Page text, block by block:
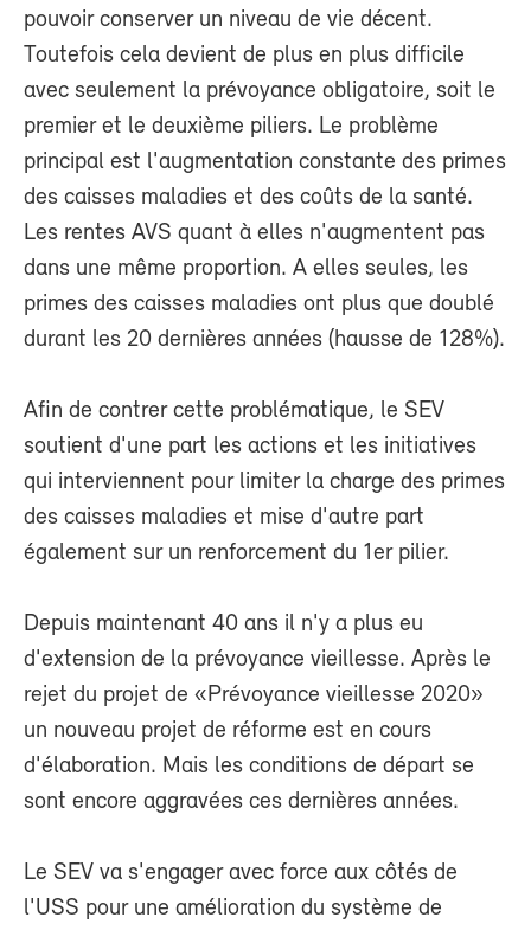
pouvoir conserver un niveau de vie décent.
Toutefois cela devient de plus en plus difficile
avec seulement la prévoyance obligatoire, soit le
premier et le deuxième piliers. Le problème
principal est l'augmentation constante des primes
des caisses maladies et des coûts de la santé.
Les rentes AVS quant à elles n'augmentent pas
dans une même proportion. A elles seules, les
primes des caisses maladies ont plus que doublé
durant les 20 dernières années (hausse de 128%).
Afin de contrer cette problématique, le SEV
soutient d'une part les actions et les initiatives
qui interviennent pour limiter la charge des primes
des caisses maladies et mise d'autre part
également sur un renforcement du 1er pilier.
Depuis maintenant 40 ans il n'y a plus eu
d'extension de la prévoyance vieillesse. Après le
rejet du projet de «Prévoyance vieillesse 2020»
un nouveau projet de réforme est en cours
d'élaboration. Mais les conditions de départ se
sont encore aggravées ces dernières années.
Le SEV va s'engager avec force aux côtés de
l'USS pour une amélioration du système de